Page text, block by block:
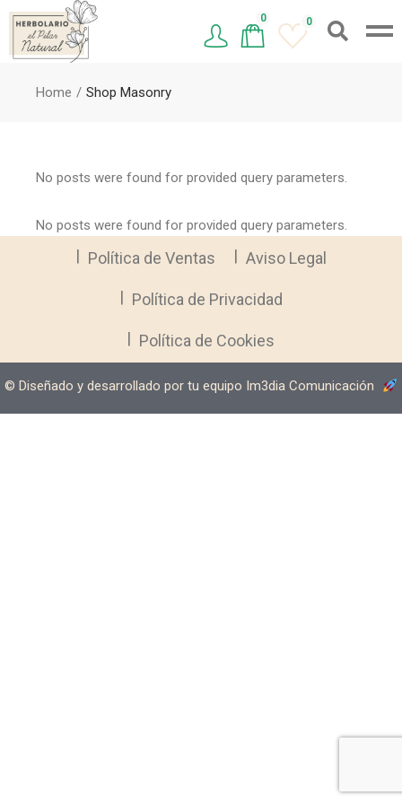
0 0
Home Shop Masonry
No posts were found for provided query parameters.
No posts were found for provided query parameters.
Política de Ventas Aviso Legal
Política de Privacidad
Política de Cookies
©️ Diseñado y desarrollado por tu equipo Im3dia Comunicación